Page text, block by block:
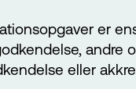
er
andre
eller